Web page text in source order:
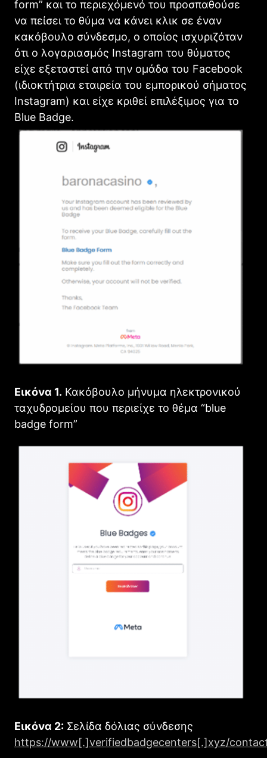
form” και το περιεχόμενό του προσπαθούσε
να πείσει το θύμα να κάνει κλικ σε έναν
κακόβουλο σύνδεσμο, ο οποίος ισχυριζόταν
ότι ο λογαριασμός Instagram του θύματος
είχε εξεταστεί από την ομάδα του Facebook
(ιδιοκτήτρια εταιρεία του εμπορικού σήματος
Instagram) και είχε κριθεί επιλέξιμος για το
Blue Badge.
Εικόνα 1. Κακόβουλο μήνυμα ηλεκτρονικού
ταχυδρομείου που περιείχε το θέμα “blue
badge form”
Εικόνα 2: Σελίδα δόλιας σύνδεσης
https://www[.]verifiedbadgecenters[.]xyz/